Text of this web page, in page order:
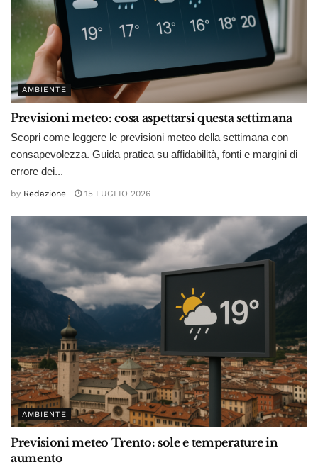
AMBIENTE
Previsioni meteo: cosa aspettarsi questa settimana
Scopri come leggere le previsioni meteo della settimana con
consapevolezza. Guida pratica su affidabilità, fonti e margini di
errore dei...
by Redazione 15 LUGLIO 2026
AMBIENTE
Previsioni meteo Trento: sole e temperature in
aumento